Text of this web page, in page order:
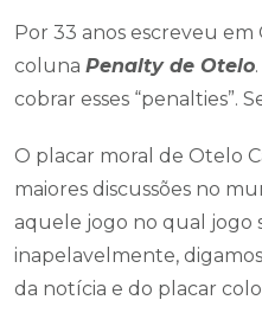
Por 33 anos escreveu em
coluna Penalty de Otelo
cobrar esses “penalties”.
O placar moral de Otelo
maiores discussões no
aquele jogo no qual jogo
inapelavelmente,
da notícia e do placar